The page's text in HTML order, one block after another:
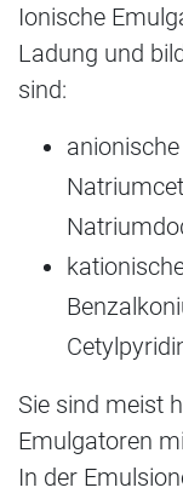
Ionische
Ladung und
sind:
Sie sind meist
Emulgatoren
In der